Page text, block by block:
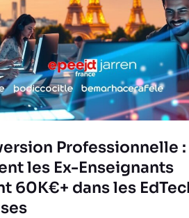
Professionnelle :
les Ex-Enseignants
60K€+ dans les